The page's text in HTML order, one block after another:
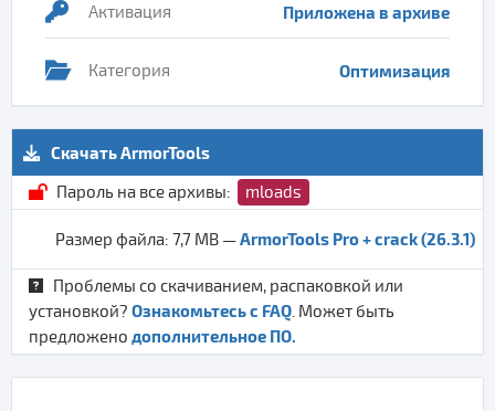
Активация Приложена в архиве
Категория Оптимизация
Скачать ArmorTools
Пароль на все архивы:
mloads
Размер файла: 7,7 MB —ArmorTools Pro + crack (26.3.1)
Проблемы со скачиванием, распаковкой или
установкой? Ознакомьтесь с FAQ. Может быть
предложено дополнительное ПО.